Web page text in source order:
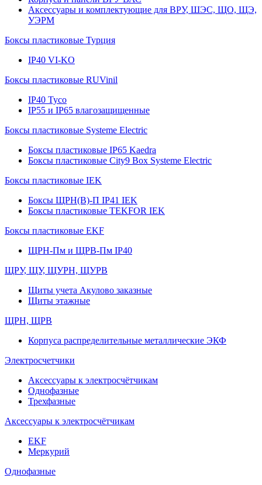
Аксессуары и комплектующие для ВРУ, ШЭС, ЩО, ЩЭ,
УЭРМ
Боксы пластиковые Турция
IP40 VI-KO
Боксы пластиковые RUVinil
IP40 Тусо
IP55 и IP65 влагозащищенные
Боксы пластиковые Systeme Electric
Боксы пластиковые IP65 Kaedra
Боксы пластиковые City9 Box Systeme Electric
Боксы пластиковые IEK
Боксы ЩРН(В)-П IP41 IEK
Боксы пластиковые TEKFOR IEK
Боксы пластиковые EKF
ЩРН-Пм и ЩРВ-Пм IP40
ЩРУ, ЩУ, ЩУРН, ЩУРВ
Щиты учета Акулово заказные
Щиты этажные
ЩРН, ЩРВ
Корпуса распределительные металлические ЭКФ
Электросчетчики
Аксессуары к электросчётчикам
Однофазные
Трехфазные
Аксессуары к электросчётчикам
EKF
Меркурий
Однофазные